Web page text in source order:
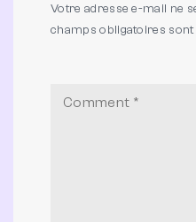
Votre adresse e-mail ne
champs obligatoires